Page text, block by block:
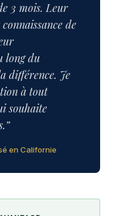
3 mois. Leur
de
long du
différence. Je
à tout
souhaite
en Californie